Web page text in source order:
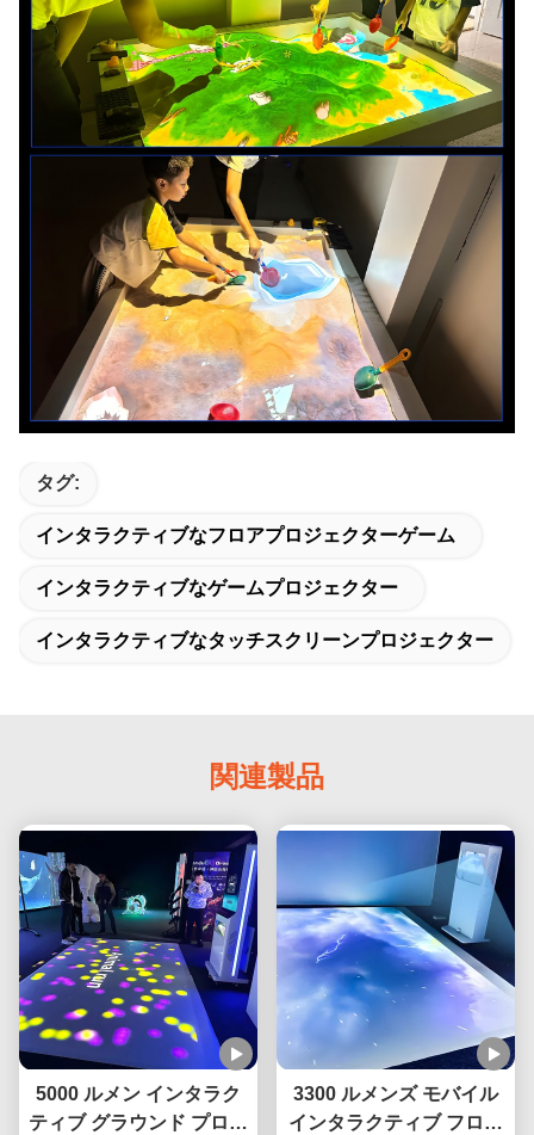
タグ:
インタラクティブなフロアプロジェクターゲーム
インタラクティブなゲームプロジェクター
インタラクティブなタッチスクリーンプロジェクター
関連製品
5000 ルメン インタラク
ティブ グラウンド プロジ
3300 ルメンズ モバイル
インタラクティブ フロア